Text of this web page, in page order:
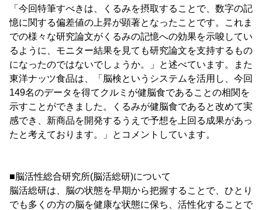
「今回特筆すべきは、くるみを摂取することで、数字の記
憶に関する偏差値の上昇が顕著となったことです。これま
での様々な研究論文がくるみの記憶への効果を示唆してい
るように、モニター結果を見ても研究論文を支持するもの
になったのではないでしょうか。」と述べています。また
東洋ナッツ食品は、「脳検というシステムを活用し、今回
149名のデータを得てクルミが健脳食であることの相関を
示すことができました。くるみが健脳食であると改めて実
感でき、新商品を開発するうえで予想を上回る成果があっ
たと考えております。」とコメントしています。
■脳活性総合研究所(脳活総研)について
脳活総研は、脳の状態を早期から把握することで、ひとり
でも多くの方の脳を健康な状態に保ち、活性化することで